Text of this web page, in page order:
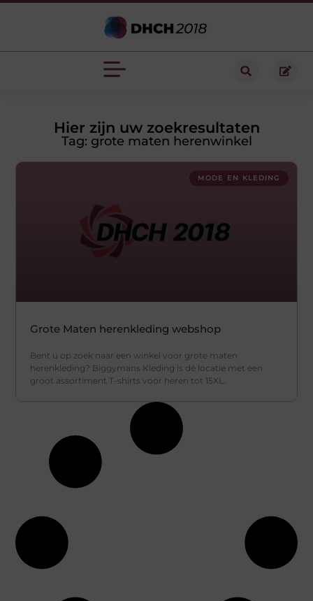
Hier zijn uw zoekresultaten
Tag: grote maten herenwinkel
MODE EN KLEDING
Grote Maten herenkleding webshop
Bent u op zoek naar een winkel voor grote maten
herenkleding? Biggymans Kleding is dé locatie met een
groot assortiment T-shirts voor heren tot 15XL.